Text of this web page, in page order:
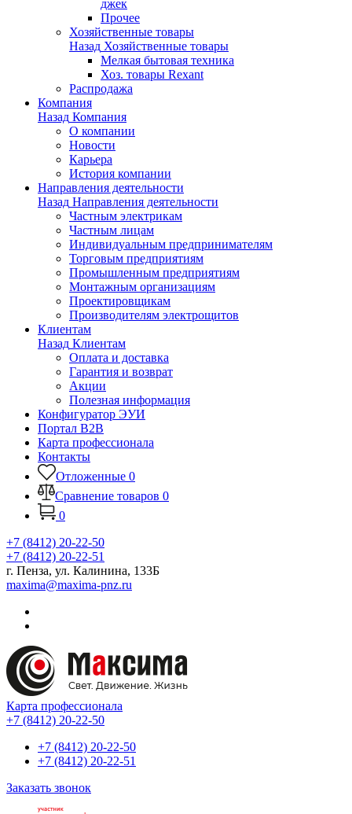
джек
Прочее
Хозяйственные товары
Назад Хозяйственные товары
Мелкая бытовая техника
Хоз. товары Rexant
Распродажа
Компания
Назад Компания
О компании
Новости
Карьера
История компании
Направления деятельности
Назад Направления деятельности
Частным электрикам
Частным лицам
Индивидуальным предпринимателям
Торговым предприятиям
Промышленным предприятиям
Монтажным организациям
Проектировщикам
Производителям электрощитов
Клиентам
Назад Клиентам
Оплата и доставка
Гарантия и возврат
Акции
Полезная информация
Конфигуратор ЭУИ
Портал B2B
Карта профессионала
Контакты
Отложенные 0
Сравнение товаров 0
0
+7 (8412) 20-22-50
+7 (8412) 20-22-51
г. Пенза, ул. Калинина, 133Б
maxima@maxima-pnz.ru
Карта профессионала
+7 (8412) 20-22-50
+7 (8412) 20-22-50
+7 (8412) 20-22-51
Заказать звонок